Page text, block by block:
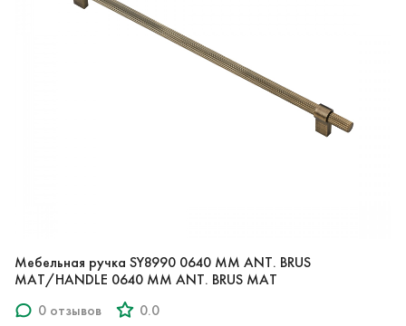
Мебельная ручка SY8990 0640 MM ANT. BRUS
MAT/HANDLE 0640 MM ANT. BRUS MAT
0 отзывов
0.0